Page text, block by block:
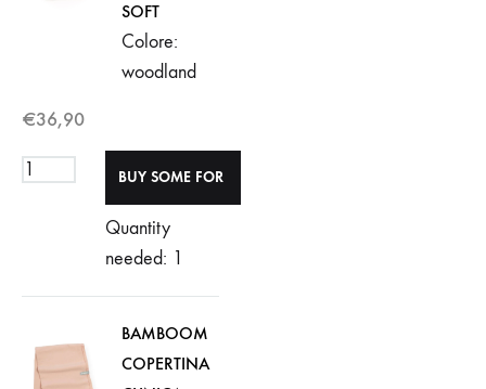
SOFT
Colore:
woodland
€36,90
Quantity
needed: 1
BAMBOOM
COPERTINA